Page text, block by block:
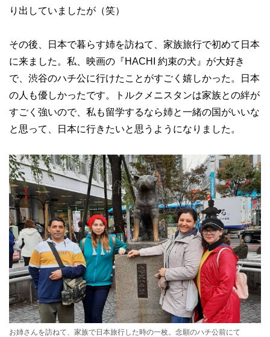
り出していましたが（笑）
その後、日本で暮らす姉を訪ねて、家族旅行で初めて日本
に来ました。私、映画の『HACHI 約束の犬』が大好き
で、渋谷のハチ公に行けたことがすごく嬉しかった。日本
の人も優しかったです。トルクメニスタンは家族との絆が
すごく強いので、私も留学するなら姉と一緒の国がいいな
と思って、日本に行きたいと思うようになりました。
お姉さんを訪ねて、家族で日本旅行した時の一枚。念願のハチ公前にて